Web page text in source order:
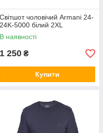
Світшот чоловічий Armani 24-
24K-5000 білий 2XL
В наявності
1 250 ₴
Купити